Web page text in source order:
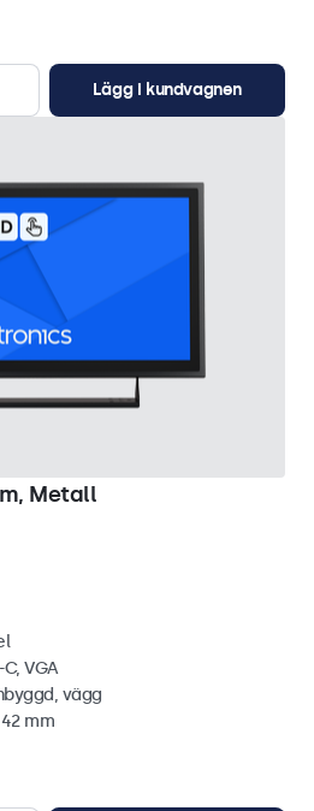
Lägg i kundvagnen
Metall
VGA
vägg
mm